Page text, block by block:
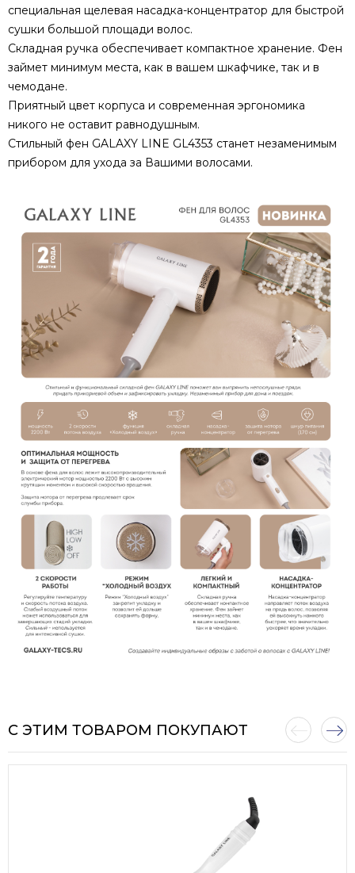
специальная щелевая насадка-концентратор для быстрой
сушки большой площади волос.
Складная ручка обеспечивает компактное хранение. Фен
займет минимум места, как в вашем шкафчике, так и в
чемодане.
Приятный цвет корпуса и современная эргономика
никого не оставит равнодушным.
Стильный фен GALAXY LINE GL4353 станет незаменимым
прибором для ухода за Вашими волосами.
С ЭТИМ ТОВАРОМ ПОКУПАЮТ